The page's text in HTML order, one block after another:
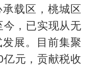
载区，桃城区
，已实现从无
展。目前集聚
元，贡献税收